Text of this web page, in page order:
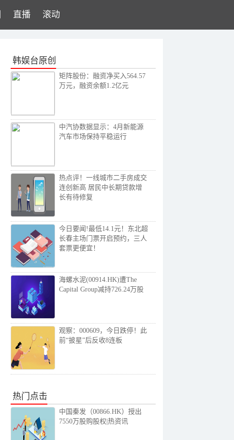
直播 滚动
韩娱台原创
矩阵股份：融资净买入564.57
万元，融资余额1.2亿元
中汽协数据显示：4月新能源
汽车市场保持平稳运行
热点评！一线城市二手房成交
连创新高 居民中长期贷款增
长有待修复
今日要闻!最低14.1元！东北超
长春主场门票开启预约，三人
套票更便宜！
海螺水泥(00914.HK)遭The
Capital Group减持726.24万股
观察：000609，今日跌停！此
前“披星”后反收8连板
热门点击
中国秦发（00866.HK）授出
7550万股购股权|热资讯